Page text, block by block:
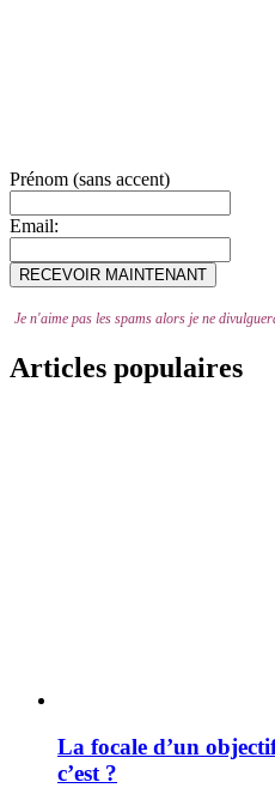
Prénom (sans accent)
Email:
Je n'aime pas les spams alors je ne
Articles populaires
La focale d’un
c’est ?